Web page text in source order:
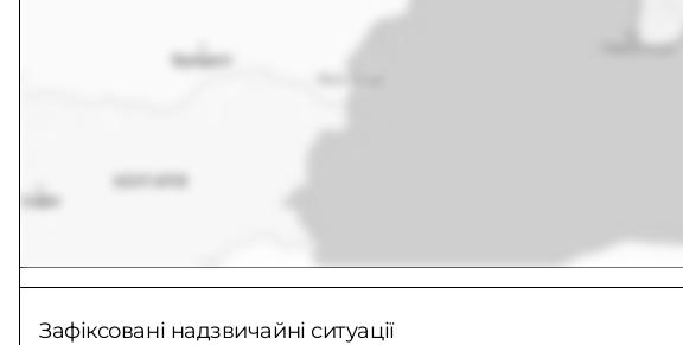
Зафіксовані надзвичайні ситуації